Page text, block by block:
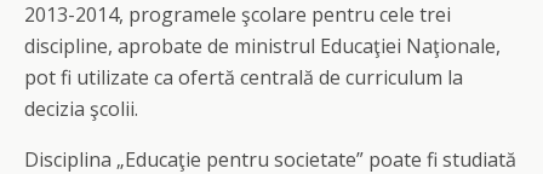
2013-2014, programele şcolare pentru cele trei
discipline, aprobate de ministrul Educaţiei Naţionale,
pot fi utilizate ca ofertă centrală de curriculum la
decizia şcolii.
Disciplina „Educaţie pentru societate” poate fi studiată